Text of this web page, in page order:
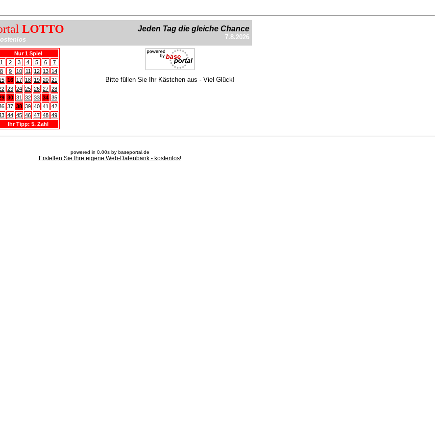
LOTTO Jeden Tag die gleiche Chance
7.8.2026
Nur 1 Spiel
1
2 3 4 5 6
7
8
9 10 11 12 13 14
16 17 18 19 20 21
23 24 25 26 27 28
30 31 32 33 34 35
37 38 39 40 41
42
44 45 46 47 48 49
Ihr Tipp: 5. Zahl
Bitte füllen Sie Ihr Kästchen aus - Viel Glück!
powered in 0.00s by baseportal.de
Erstellen Sie Ihre eigene Web-Datenbank - kostenlos!